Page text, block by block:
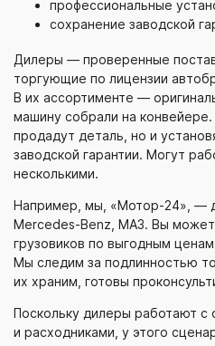
профессиональные
сохранение заводской
Дилеры — проверенные
торгующие по лицензии
В их ассортименте —
машину собрали на
продадут деталь, но и
заводской гарантии. Могут
несколькими.
Например, мы, «Мотор-24» , —
Mercedes-Benz , МАЗ. Вы
грузовиков по выгодным
Мы следим за подлинностью
их храним, готовы
Поскольку дилеры работают с
и расходниками, у этого